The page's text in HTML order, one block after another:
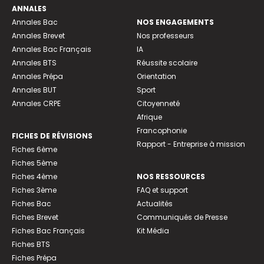
ANNALES
Annales Bac
Annales Brevet
Annales Bac Français
Annales BTS
Annales Prépa
Annales BUT
Annales CRPE
FICHES DE RÉVISIONS
Fiches 6ème
Fiches 5ème
Fiches 4ème
Fiches 3ème
Fiches Bac
Fiches Brevet
Fiches Bac Français
Fiches BTS
Fiches Prépa
NOS ENGAGEMENTS
Nos professeurs
IA
Réussite scolaire
Orientation
Sport
Citoyenneté
Afrique
Francophonie
Rapport - Entreprise à mission
NOS RESSOURCES
FAQ et support
Actualités
Communiqués de Presse
Kit Média